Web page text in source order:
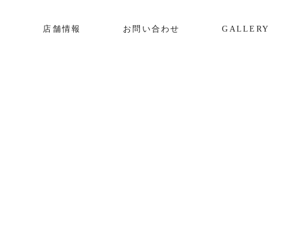
店舗情報 お問い合わせ GALLERY